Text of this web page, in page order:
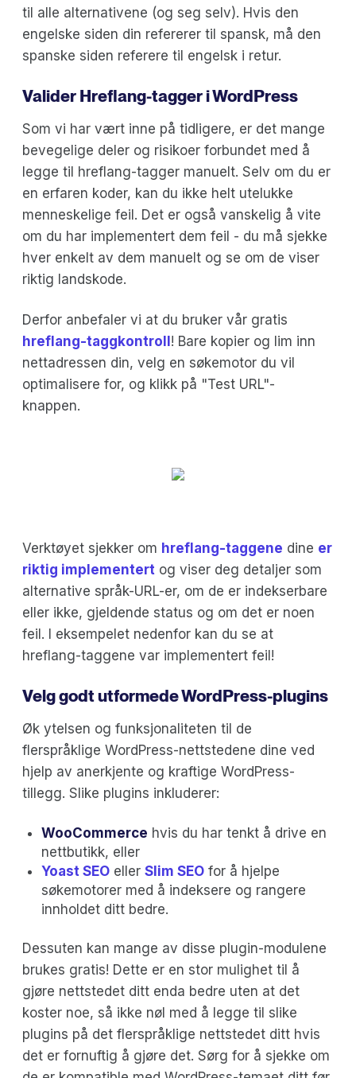
til alle alternativene (og seg selv). Hvis den
engelske siden din refererer til spansk, må den
spanske siden referere til engelsk i retur.
Valider Hreflang-tagger i WordPress
Som vi har vært inne på tidligere, er det mange
bevegelige deler og risikoer forbundet med å
legge til hreflang-tagger manuelt. Selv om du er
en erfaren koder, kan du ikke helt utelukke
menneskelige feil. Det er også vanskelig å vite
om du har implementert dem feil - du må sjekke
hver enkelt av dem manuelt og se om de viser
riktig landskode.
Derfor anbefaler vi at du bruker vår gratis
hreflang-taggkontroll! Bare kopier og lim inn
nettadressen din, velg en søkemotor du vil
optimalisere for, og klikk på "Test URL"-
knappen.
Verktøyet sjekker om hreflang-taggene dine er
riktig implementert og viser deg detaljer som
alternative språk-URL-er, om de er indekserbare
eller ikke, gjeldende status og om det er noen
feil. I eksempelet nedenfor kan du se at
hreflang-taggene var implementert feil!
Velg godt utformede WordPress-plugins
Øk ytelsen og funksjonaliteten til de
flerspråklige WordPress-nettstedene dine ved
hjelp av anerkjente og kraftige WordPress-
tillegg. Slike plugins inkluderer:
WooCommerce hvis du har tenkt å drive en
nettbutikk, eller
Yoast SEO eller Slim SEO for å hjelpe
søkemotorer med å indeksere og rangere
innholdet ditt bedre.
Dessuten kan mange av disse plugin-modulene
brukes gratis! Dette er en stor mulighet til å
gjøre nettstedet ditt enda bedre uten at det
koster noe, så ikke nøl med å legge til slike
plugins på det flerspråklige nettstedet ditt hvis
det er fornuftig å gjøre det. Sørg for å sjekke om